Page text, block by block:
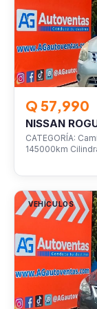
Q 57,990
NISSAN
CATEGORÍA:
145000km
VEHÍCULOS